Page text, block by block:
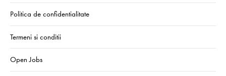
Politica de confidentialitate
Termeni si conditii
Open Jobs